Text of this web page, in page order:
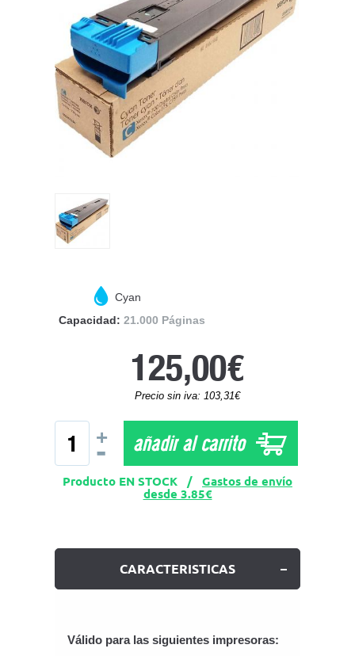
Cyan
Capacidad: 21.000 Páginas
125,00€
Precio sin iva: 103,31€
+
- añadir al carrito
Producto EN STOCK / Gastos de envío
desde 3.85€
CARACTERISTICAS
Válido para las siguientes impresoras: